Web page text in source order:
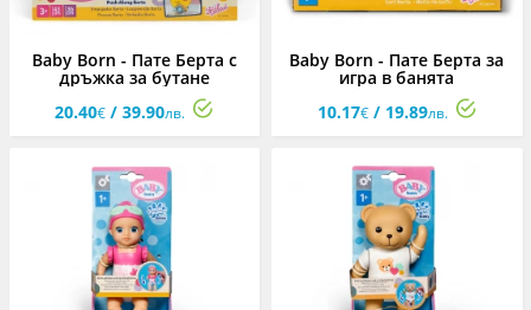
Baby Born - Пате Берта с
дръжка за бутане
20.40€ / 39.90лв.
Baby Born - Пате Берта за
игра в банята
10.17€/ 19.89лв.